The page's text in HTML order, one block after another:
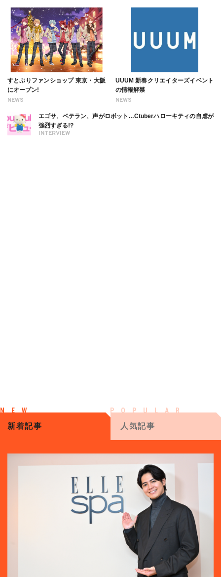
NEWS
すとぷりファンショップ 東京・大阪
にオープン!
NEWS
UUUM 新春クリエイターズイベント
の情報解禁
INTERVIEW
エゴサ、ベテラン、声がロボット…Ctuberハローキティの自虐が
強烈すぎる!?
新着記事 人気記事